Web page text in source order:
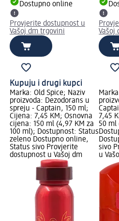
Dostupno online
Provjerite dostupnost u
Vašoj dm trgovini
Vašoj
Kupuju i drugi kupci
Marka: Old Spice; Naziv
proizvoda: Dezodorans u
spreju - Captain, 150 ml;
Cijena: 7,45 KM; Osnovna
cijena: 150 ml (4,97 KM za
100 ml); Dostupnost: Status
zeleno Dostupno online,
Status sivo Provjerite
dostupnost u Vašoj dm
7,45
50 ml
sivo
u